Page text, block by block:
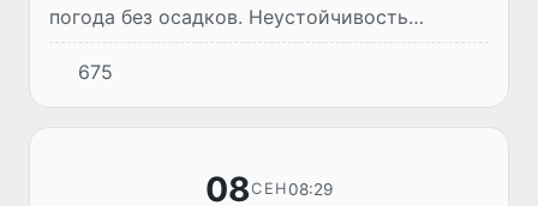
погода без осадков. Неустойчивость
ожидается лишь по Каракалпакстану и
Хорезмской области, где местами возможен
небольшой дождь. Местами возм...
675
08СЕН08:29